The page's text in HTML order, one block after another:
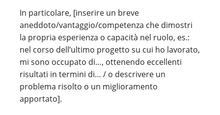
In particolare, [inserire un breve
aneddoto/vantaggio/competenza che dimostri
la propria esperienza o capacità nel ruolo, es.:
nel corso dell’ultimo progetto su cui ho lavorato,
mi sono occupato di…, ottenendo eccellenti
risultati in termini di… / o descrivere un
problema risolto o un miglioramento
apportato].